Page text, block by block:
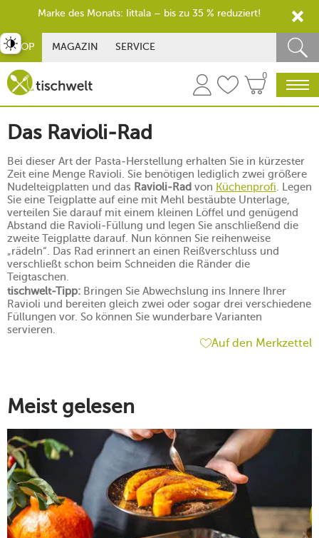
SHOP MAGAZIN SERVICE
0
Das Ravioli-Rad
Bei dieser Art der Pasta-Herstellung erhalten Sie in kürzester
Zeit eine Menge Ravioli. Sie benötigen lediglich zwei größere
Nudelteigplatten und das Ravioli-Rad von Küchenprofi. Legen
Sie eine Teigplatte auf eine mit Mehl bestäubte Unterlage,
verteilen Sie darauf mit einem kleinen Löffel und genügend
Abstand die Ravioli-Füllung und legen Sie anschließend die
zweite Teigplatte darauf. Nun können Sie reihenweise
„rädeln“. Das Rad erinnert an einen Reißverschluss und
verschließt schon beim Schneiden die Ränder die
Teigtaschen.
tischwelt-Tipp: Bringen Sie Abwechslung ins Innere Ihrer
Ravioli und bereiten gleich zwei oder sogar drei verschiedene
Füllungen vor. So können Sie wunderbare Varianten
servieren.
Auf den Merkzettel
Meist gelesen
umschalten
Marke des Monats: Iittala – bis zu 35 % reduziert!